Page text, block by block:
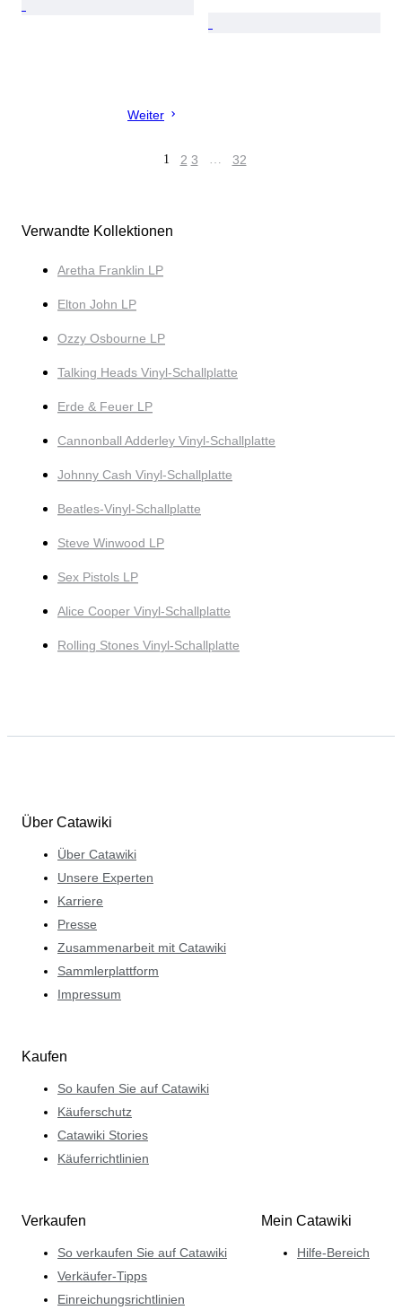
Weiter
1 2 3 … 32
Verwandte Kollektionen
Aretha Franklin LP
Elton John LP
Ozzy Osbourne LP
Talking Heads Vinyl-Schallplatte
Erde & Feuer LP
Cannonball Adderley Vinyl-Schallplatte
Johnny Cash Vinyl-Schallplatte
Beatles-Vinyl-Schallplatte
Steve Winwood LP
Sex Pistols LP
Alice Cooper Vinyl-Schallplatte
Rolling Stones Vinyl-Schallplatte
Über Catawiki
Über Catawiki
Unsere Experten
Karriere
Presse
Zusammenarbeit mit Catawiki
Sammlerplattform
Impressum
Kaufen
So kaufen Sie auf Catawiki
Käuferschutz
Catawiki Stories
Käuferrichtlinien
Verkaufen
So verkaufen Sie auf Catawiki
Verkäufer-Tipps
Einreichungsrichtlinien
Mein Catawiki
Hilfe-Bereich